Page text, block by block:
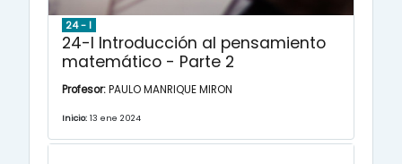
24 - I
24-I Introducción al pensamiento
matemático - Parte 2
Profesor:PAULO MANRIQUE MIRON
Inicio: 13 ene 2024